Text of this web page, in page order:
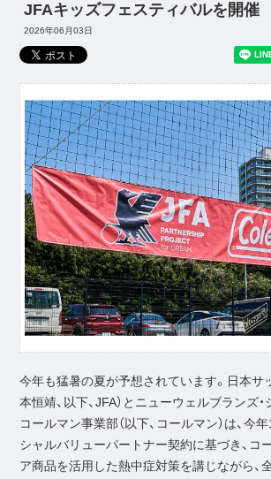
JFAキッズフェスティバルを開催
2026年06月03日
今年も猛暑の夏が予想されています。日本サ
本恒靖、以下、JFA）とニューウェルブランズ
コールマン事業部（以下、コールマン）は、今
シャルバリューパートナー契約に基づき、コ
ア商品を活用した熱中症対策を講じながら、